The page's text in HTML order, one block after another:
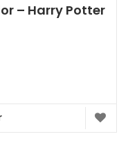
– Harry Potter